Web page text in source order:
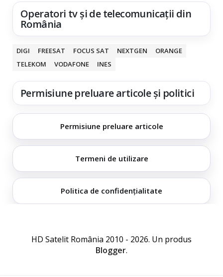
Operatori tv și de telecomunicații din
România
DIGI FREESAT FOCUS SAT NEXTGEN
ORANGE
TELEKOM
VODAFONE INES
Permisiune preluare articole și politici
Permisiune preluare articole
Termeni de utilizare
Politica de confidențialitate
HD Satelit România 2010 - 2026. Un produs
Blogger.